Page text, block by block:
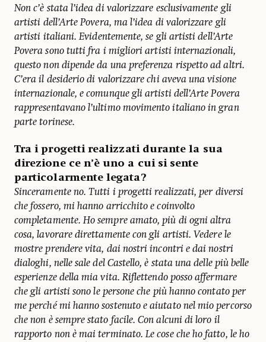
Non c’è stata l’idea di valorizzare esclusivamente gli
artisti dell’Arte Povera, ma l’idea di valorizzare gli
artisti italiani. Evidentemente, se gli artisti dell’Arte
Povera sono tutti fra i migliori artisti internazionali,
questo non dipende da una preferenza rispetto ad altri.
C’era il desiderio di valorizzare chi aveva una visione
internazionale, e comunque gli artisti dell’Arte Povera
rappresentavano l’ultimo movimento italiano in gran
parte torinese.
Tra i progetti realizzati durante la sua
direzione ce n’è uno a cui si sente
particolarmente legata?
Sinceramente no. Tutti i progetti realizzati, per diversi
che fossero, mi hanno arricchito e coinvolto
completamente. Ho sempre amato, più di ogni altra
cosa, lavorare direttamente con gli artisti. Vedere le
mostre prendere vita, dai nostri incontri e dai nostri
dialoghi, nelle sale del Castello, è stata una delle più belle
esperienze della mia vita. Riflettendo posso affermare
che gli artisti sono le persone che più hanno contato per
me perché mi hanno sostenuto e aiutato nel mio percorso
che non è sempre stato facile. Con alcuni di loro il
rapporto non è mai terminato. Le cose che ho fatto, le ho